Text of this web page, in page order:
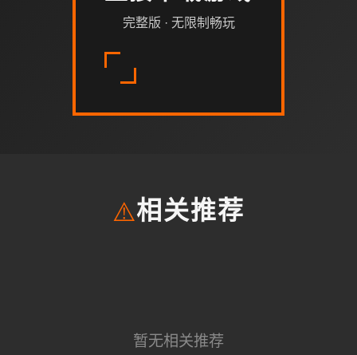
完整版 · 无限制畅玩
⚠️相关推荐
暂无相关推荐